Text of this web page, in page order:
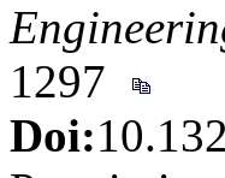
1297
Doi: